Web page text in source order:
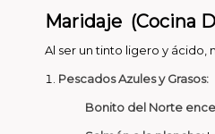
Maridaje (Cocina
Al ser un tinto ligero y ácido,
Pescados Azules y Grasos:
Bonito del Norte